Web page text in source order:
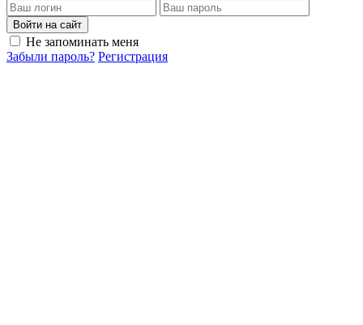
Войти на сайт
Не запоминать меня
Забыли пароль? Регистрация